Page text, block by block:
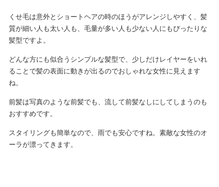
くせ毛は意外とショートヘアの時のほうがアレンジしやすく、髪
質が細い人も太い人も、毛量が多い人も少ない人にもぴったりな
髪型ですよ。
どんな方にも似合うシンプルな髪型で、少しだけレイヤーをいれ
ることで髪の表面に動きが出るのでおしゃれな女性に見えます
ね。
前髪は写真のような前髪でも、流して前髪なしにしてしまうのも
おすすめです。
スタイリングも簡単なので、雨でも安心ですね。素敵な女性のオ
ーラが漂ってきます。